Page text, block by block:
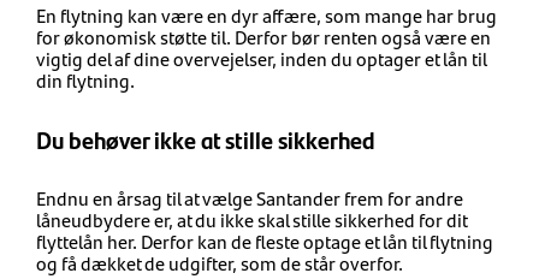
En flytning kan være en dyr affære, som mange har brug
for økonomisk støtte til. Derfor bør renten også være en
vigtig del af dine overvejelser, inden du optager et lån til
din flytning.
Du behøver ikke at stille sikkerhed
Endnu en årsag til at vælge Santander frem for andre
låneudbydere er, at du ikke skal stille sikkerhed for dit
flyttelån her. Derfor kan de fleste optage et lån til flytning
og få dækket de udgifter, som de står overfor.